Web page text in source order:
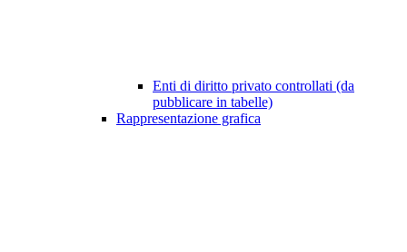
Enti di diritto privato controllati (da
pubblicare in tabelle)
Rappresentazione grafica